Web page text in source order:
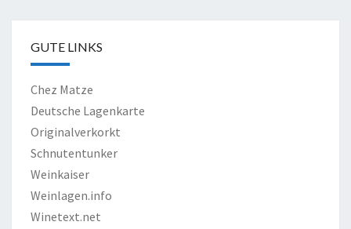
GUTE LINKS
Chez Matze
Deutsche Lagenkarte
Originalverkorkt
Schnutentunker
Weinkaiser
Weinlagen.info
Winetext.net